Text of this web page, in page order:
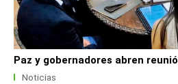
Paz y gobernadores abren
Noticias